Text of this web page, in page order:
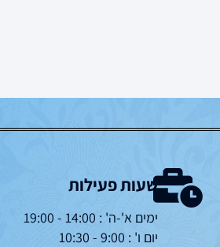
שעות פעילות
ימים א'-ה' : 14:00 - 19:00
יום ו' : 9:00 - 10:30